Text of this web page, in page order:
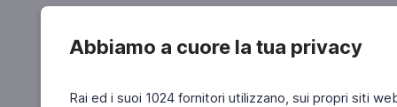
Abbiamo a cuore la tua privacy
Rai ed i suoi 1024 fornitori utilizzano, sui propri siti